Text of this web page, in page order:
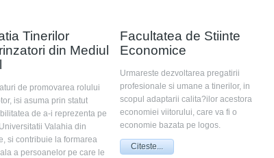
Tinerilor
din Mediul
de promovarea rolului
isi asuma prin statut
de a-i reprezenta pe
Valahia din
si contribuie la formarea
a persoanelor pe care le
Facultatea de Stiinte
Economice
Urmareste dezvoltarea pregatirii
profesionale si umane a tinerilor, in
scopul adaptarii calita?ilor acestora
economiei viitorului, care va fi o
economie bazata pe logos.
Citeste...